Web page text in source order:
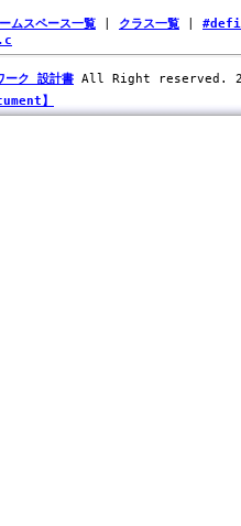
ムスペース一覧 クラス一覧
ーク 設計書 All Right reserved.
】